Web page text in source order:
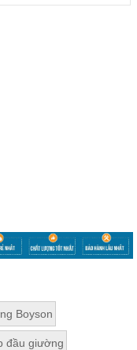
Boyson
đầu giường